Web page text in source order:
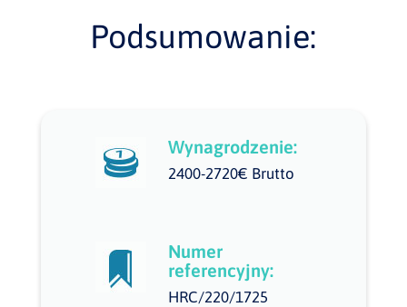
Podsumowanie:
Wynagrodzenie:
2400-2720€ Brutto
Numer
referencyjny:
HRC/220/1725